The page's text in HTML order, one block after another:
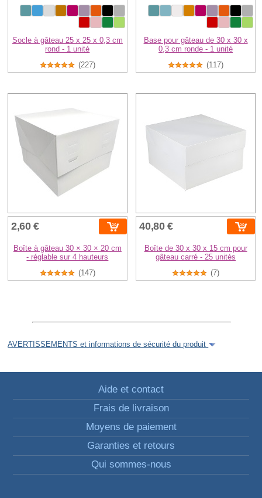
Socle à gâteau 25 x 25 x 0,3 cm
rond - 1 unité
(227)
Base pour gâteau de 30 x 30 x
0,3 cm ronde - 1 unité
(117)
2,60 €
Boîte à gâteau 30 × 30 × 20 cm
- réglable sur 4 hauteurs
(147)
40,80 €
Boîte de 30 x 30 x 15 cm pour
gâteau carré - 25 unités
(7)
AVERTISSEMENTS et informations de sécurité du produit
Aide et contact
Frais de livraison
Moyens de paiement
Garanties et retours
Qui sommes-nous